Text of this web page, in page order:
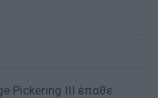
Pickering III έπαθε